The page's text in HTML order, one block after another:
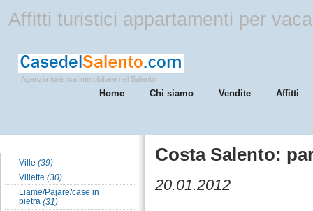
Affitti turistici appartamenti per
Agenzia turistica immobiliare nel Salento
Home Chi siamo Vendite Affitti
Ville (39)
Villette (30)
Liame/Pajare/case in
pietra (31)
Costa Salento:
20.01.2012